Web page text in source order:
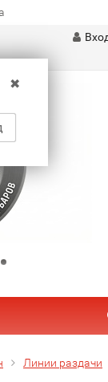
✖
Линии раздачи